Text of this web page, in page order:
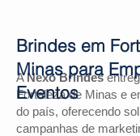
ANexo Brindes
Fortaleza de Minas e
do país, oferecendo
campanhas de
Brindes em
Minas para
Eventos